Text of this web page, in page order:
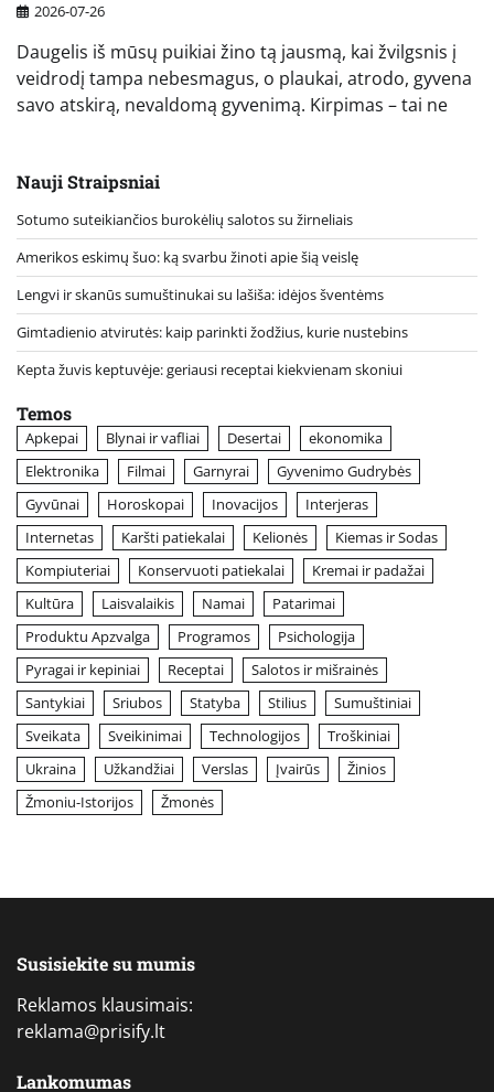
2026-07-26
Daugelis iš mūsų puikiai žino tą jausmą, kai žvilgsnis į
veidrodį tampa nebesmagus, o plaukai, atrodo, gyvena
savo atskirą, nevaldomą gyvenimą. Kirpimas – tai ne
Nauji Straipsniai
Sotumo suteikiančios burokėlių salotos su žirneliais
Amerikos eskimų šuo: ką svarbu žinoti apie šią veislę
Lengvi ir skanūs sumuštinukai su lašiša: idėjos šventėms
Gimtadienio atvirutės: kaip parinkti žodžius, kurie nustebins
Kepta žuvis keptuvėje: geriausi receptai kiekvienam skoniui
Temos
Apkepai Blynai ir vafliai Desertai
ekonomika
Elektronika
Filmai Garnyrai
Gyvenimo Gudrybės
Gyvūnai
Horoskopai Inovacijos
Interjeras
Internetas
Karšti patiekalai Kelionės
Kiemas ir Sodas
Kompiuteriai
Konservuoti patiekalai
Kremai ir padažai
Kultūra
Laisvalaikis Namai
Patarimai
Produktu Apzvalga
Programos
Psichologija
Pyragai ir kepiniai
Receptai
Salotos ir mišrainės
Santykiai
Sriubos Statyba Stilius
Sumuštiniai
Sveikata
Sveikinimai Technologijos
Troškiniai
Ukraina
Užkandžiai Verslas Įvairūs
Žinios
Žmoniu-Istorijos
Žmonės
Susisiekite su mumis
Reklamos klausimais:
reklama@prisify.lt
Lankomumas